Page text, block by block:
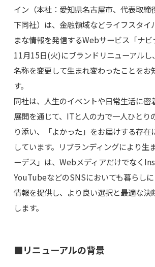
イン（本社：愛知県名古屋市、代表取締
下同社）は、金融領域などライフスタイ
まな情報を発信するWebサービス「ナ
11月15日(火)にブランドリニューアルし
名称を変更して生まれ変わったことをお
す。
同社は、人生のイベントや日常生活に密
展開を通じて、ITと人の力で一人ひとり
り添い、「よかった」をお届けする存在
しています。リブランディングにより生
ーデス」は、Webメディアだけでなく
YouTubeなどのSNSにおいても暮らし
情報を提供し、より良い選択と最適な決
します。
■リニューアルの背景